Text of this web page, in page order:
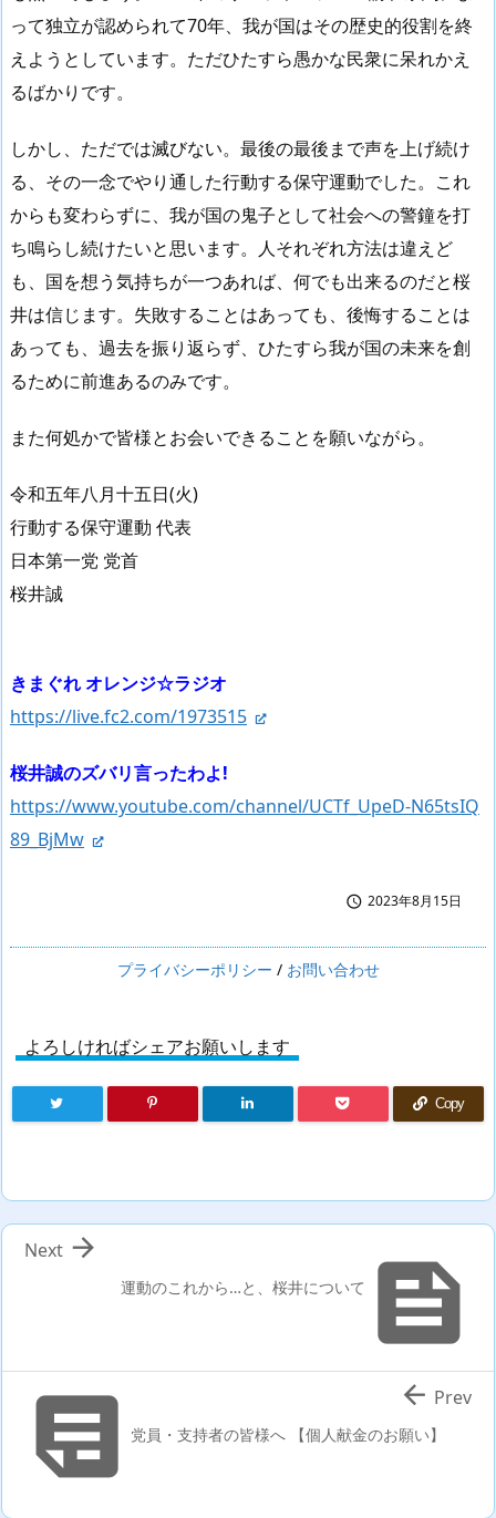
って独立が認められて70年、我が国はその歴史的役割を終
えようとしています。ただひたすら愚かな民衆に呆れかえ
るばかりです。
しかし、ただでは滅びない。最後の最後まで声を上げ続け
る、その一念でやり通した行動する保守運動でした。これ
からも変わらずに、我が国の鬼子として社会への警鐘を打
ち鳴らし続けたいと思います。人それぞれ方法は違えど
も、国を想う気持ちが一つあれば、何でも出来るのだと桜
井は信じます。失敗することはあっても、後悔することは
あっても、過去を振り返らず、ひたすら我が国の未来を創
るために前進あるのみです。
また何処かで皆様とお会いできることを願いながら。
令和五年八月十五日(火)
行動する保守運動 代表
日本第一党 党首
桜井誠
きまぐれ オレンジ☆ラジオ
https://live.fc2.com/1973515
桜井誠のズバリ言ったわよ!
https://www.youtube.com/channel/UCTf_UpeD-N65tsIQ
89_BjMw
 2023年8月15日
プライバシーポリシー / お問い合わせ
よろしければシェアお願いします
Copy

運動のこれから…と、桜井について

Next
党員・支持者の皆様へ 【個人献金のお願い】
 Prev